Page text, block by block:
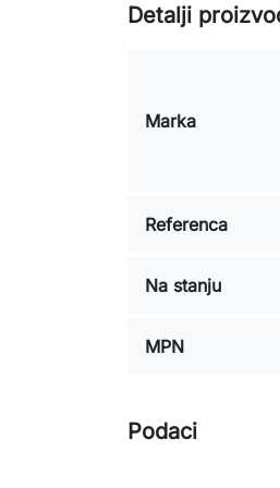
Detalji
Marka
Referenca
Na stanju
MPN
Podaci